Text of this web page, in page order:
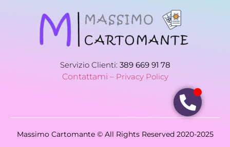
Servizio Clienti: 389 669 91 78
Contattami – Privacy Policy
Massimo Cartomante © All Rights Reserved 2020-2025